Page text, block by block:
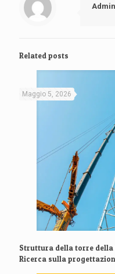
Admin
Related posts
Maggio 5, 2026
Struttura della torre
Ricerca sulla